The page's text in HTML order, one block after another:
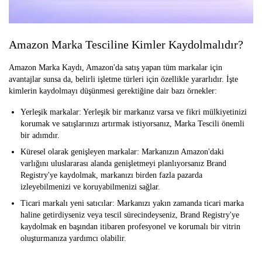
Amazon Marka Tesciline Kimler Kaydolmalıdır?
Amazon Marka Kaydı, Amazon'da satış yapan tüm markalar için
avantajlar sunsa da, belirli işletme türleri için özellikle yararlıdır. İşte
kimlerin kaydolmayı düşünmesi gerektiğine dair bazı örnekler:
Yerleşik markalar: Yerleşik bir markanız varsa ve fikri mülkiyetinizi
korumak ve satışlarınızı artırmak istiyorsanız, Marka Tescili önemli
bir adımdır.
Küresel olarak genişleyen markalar: Markanızın Amazon'daki
varlığını uluslararası alanda genişletmeyi planlıyorsanız Brand
Registry'ye kaydolmak, markanızı birden fazla pazarda
izleyebilmenizi ve koruyabilmenizi sağlar.
Ticari markalı yeni satıcılar: Markanızı yakın zamanda ticari marka
haline getirdiyseniz veya tescil sürecindeyseniz, Brand Registry'ye
kaydolmak en başından itibaren profesyonel ve korumalı bir vitrin
oluşturmanıza yardımcı olabilir.